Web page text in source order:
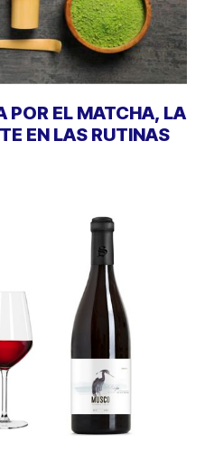
POR EL MATCHA, LA
EN LAS RUTINAS